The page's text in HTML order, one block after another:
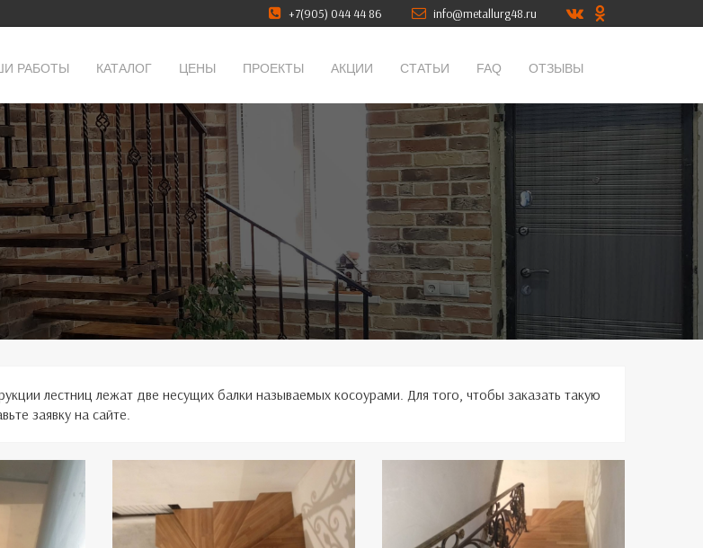
+7(905) 044 44 86 info@metallurg48.ru
РАБОТЫ КАТАЛОГ ЦЕНЫ ПРОЕКТЫ АКЦИИ СТАТЬИ FAQ ОТЗЫВЫ
лестниц лежат две несущих балки называемых косоурами. Для того, чтобы заказать такую
заявку на сайте.